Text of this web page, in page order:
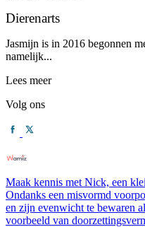
Dierenarts
Jasmijn is in 2016 begonnen
namelijk...
Lees meer
Volg ons
Maak kennis met Nick, een
Ondanks een misvormd
en zijn evenwicht te bewaren
voorbeeld van